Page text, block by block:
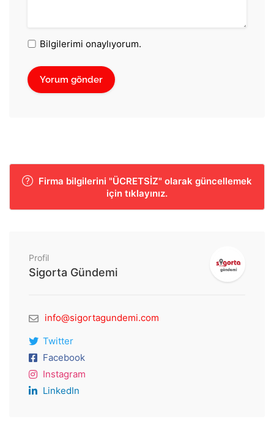
Bilgilerimi onaylıyorum.
Firma bilgilerini "ÜCRETSİZ" olarak güncellemek
için tıklayınız.
Profil
Sigorta Gündemi
info@sigortagundemi.com
Twitter
Facebook
Instagram
LinkedIn